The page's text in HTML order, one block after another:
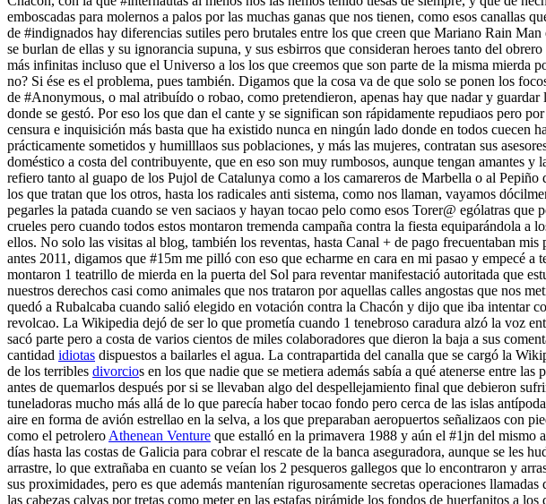
emboscadas para molernos a palos por las muchas ganas que nos tienen, como esos canallas
de #indignados hay diferencias sutiles pero brutales entre los que creen que Mariano Rain
se burlan de ellas y su ignorancia supuna, y sus esbirros que consideran heroes tanto del
más infinitas incluso que el Universo a los los que creemos que son parte de la misma
no? Si ése es el problema, pues también. Digamos que la cosa va de que solo se ponen los
de #Anonymous, o mal atribuído o robao, como pretendieron, apenas hay que nadar y
donde se gestó. Por eso los que dan el cante y se significan son rápidamente repudiaos pero
censura e inquisición más basta que ha existido nunca en ningún lado donde en todos cuecen
prácticamente sometidos y humilllaos sus poblaciones, y más las mujeres, contratan sus
doméstico a costa del contribuyente, que en eso son muy rumbosos, aunque tengan amantes
refiero tanto al guapo de los Pujol de Catalunya como a los camareros de Marbella o al
los que tratan que los otros, hasta los radicales anti sistema, como nos llaman, vayamos
pegarles la patada cuando se ven saciaos y hayan tocao pelo como esos Torer@ ególatras
crueles pero cuando todos estos montaron tremenda campaña contra la fiesta equiparándola
ellos. No solo las visitas al blog, también los reventas, hasta Canal + de pago frecuentaban
antes 2011, digamos que #15m me pilló con eso que echarme en cara en mi pasao y empecé
montaron 1 teatrillo de mierda en la puerta del Sol para reventar manifestació autoritada que
nuestros derechos casi como animales que nos trataron por aquellas calles angostas que nos
quedó a Rubalcaba cuando salió elegido en votación contra la Chacón y dijo que iba intentar
revolcao. La Wikipedia dejó de ser lo que prometía cuando 1 tenebroso caradura alzó la voz
sacó parte pero a costa de varios cientos de miles colaboradores que dieron la baja a sus
cantidad idiotas dispuestos a bailarles el agua. La contrapartida del canalla que se cargó la
de los terribles divorcios en los que nadie que se metiera además sabía a qué atenerse entre
antes de quemarlos después por si se llevaban algo del despellejamiento final que debieron
tuneladoras mucho más allá de lo que parecía haber tocao fondo pero cerca de las islas
aire en forma de avión estrellao en la selva, a los que preparaban aeropuertos señalizaos con
como el petrolero Athenean Venture que estalló en la primavera 1988 y aún el #1jn del mismo
días hasta las costas de Galicia para cobrar el rescate de la banca aseguradora, aunque se les
arrastre, lo que extrañaba en cuanto se veían los 2 pesqueros gallegos que lo encontraron y
sus proximidades, pero es que además mantenían rigurosamente secretas operaciones
las cabezas calvas por tretas como meter en las estafas pirámide los fondos de huerfanitos a